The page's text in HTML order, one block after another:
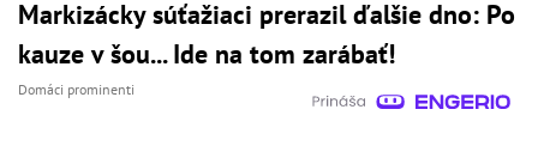
Markizácky súťažiaci prerazil ďalšie dno: Po
kauze v šou... Ide na tom zarábať!
Domáci prominenti